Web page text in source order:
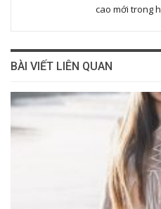
cao mới trong
BÀI VIẾT LIÊN QUAN